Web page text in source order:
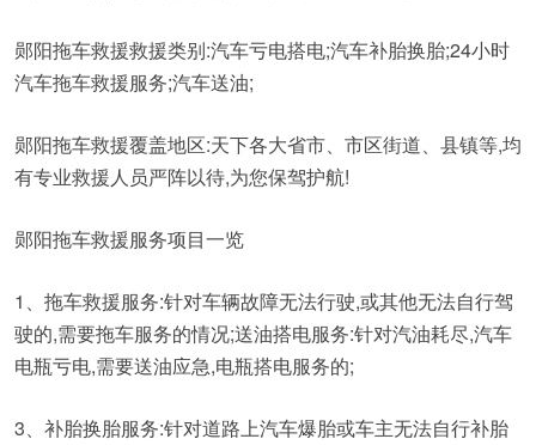
郧阳拖车救援救援类别:汽车亏电搭电;汽车补胎换胎;24小时
汽车拖车救援服务;汽车送油;
郧阳拖车救援覆盖地区:天下各大省市、市区街道、县镇等,均
有专业救援人员严阵以待,为您保驾护航!
郧阳拖车救援服务项目一览
1、拖车救援服务:针对车辆故障无法行驶,或其他无法自行驾
驶的,需要拖车服务的情况;送油搭电服务:针对汽油耗尽,汽车
电瓶亏电,需要送油应急,电瓶搭电服务的;
3、补胎换胎服务:针对道路上汽车爆胎或车主无法自行补胎